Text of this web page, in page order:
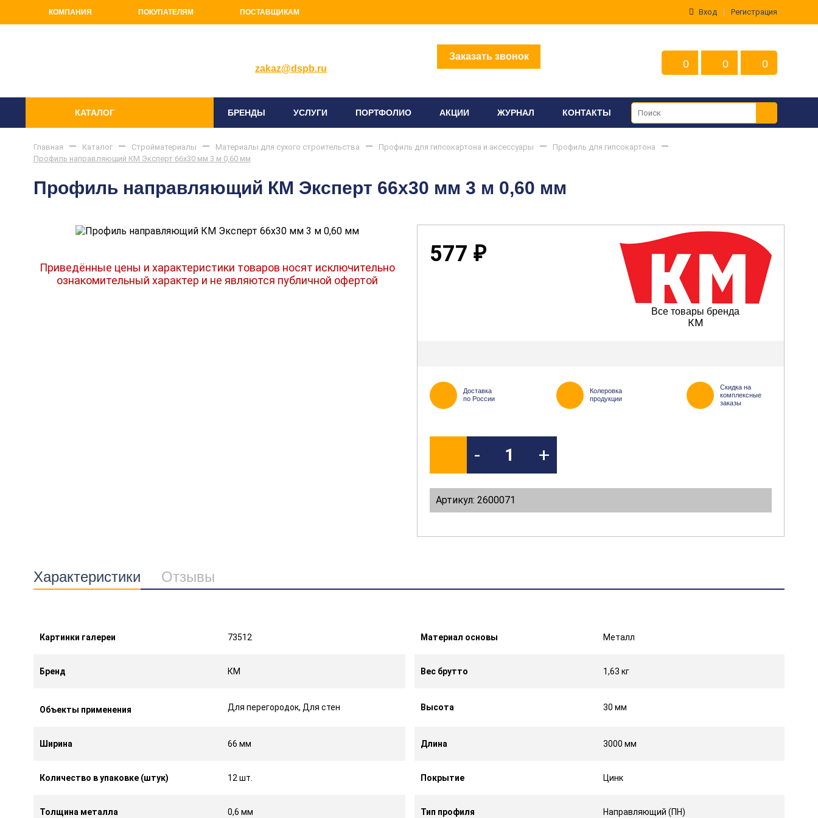
КОМПАНИЯ ПОКУПАТЕЛЯМ ПОСТАВЩИКАМ Вход Регистрация
zakaz@dspb.ru
Заказать звонок
0 0 0
КАТАЛОГ БРЕНДЫ УСЛУГИ ПОРТФОЛИО АКЦИИ ЖУРНАЛ КОНТАКТЫ
Главная Каталог Стройматериалы Материалы для сухого строительства Профиль для гипсокартона и аксессуары
Профиль для гипсокартона
Профиль направляющий КМ Эксперт 66х30 мм 3 м 0,60 мм
Профиль направляющий КМ Эксперт 66х30 мм 3 м 0,60 мм
Приведённые цены и характеристики товаров носят исключительно
ознакомительный характер и не являются публичной офертой
577 ₽
Все товары бренда
КМ
Доставка
по России
Колеровка
продукции
Скидка на
комплексные
заказы
- +
Артикул: 2600071
Характеристики Отзывы
Картинки галереи 73512 Материал основы Металл
Бренд КМ Вес брутто 1,63 кг
Объекты применения Для перегородок, Для стен Высота 30 мм
Ширина 66 мм Длина 3000 мм
Количество в упаковке (штук) 12 шт. Покрытие Цинк
Толщина металла 0,6 мм Тип профиля Направляющий (ПН)